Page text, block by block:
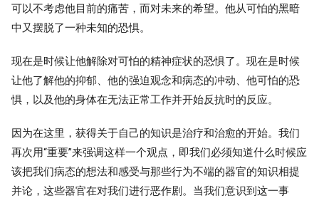
可以不考虑他目前的痛苦，而对未来的希望。他从可怕的黑暗
中又摆脱了一种未知的恐惧。
现在是时候让他解除对可怕的精神症状的恐惧了。现在是时候
让他了解他的抑郁、他的强迫观念和病态的冲动、他可怕的恐
惧，以及他的身体在无法正常工作并开始反抗时的反应。
因为在这里，获得关于自己的知识是治疗和治愈的开始。我们
再次用“重要”来强调这样一个观点，即我们必须知道什么时候应
该把我们病态的想法和感受与那些行为不端的器官的知识相提
并论，这些器官在对我们进行恶作剧。当我们意识到这一事